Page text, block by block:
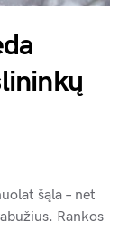
šąla – net
Rankos